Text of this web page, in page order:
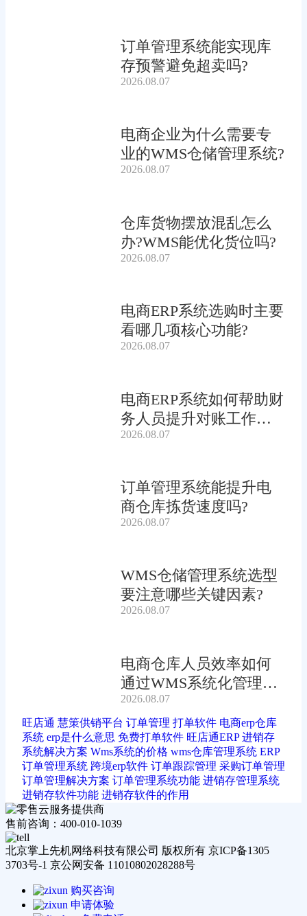
订单管理系统能实现库
存预警避免超卖吗?
2026.08.07
电商企业为什么需要专
业的WMS仓储管理系统?
2026.08.07
仓库货物摆放混乱怎么
办?WMS能优化货位吗?
2026.08.07
电商ERP系统选购时主要
看哪几项核心功能?
2026.08.07
电商ERP系统如何帮助财
务人员提升对账工作效
率?
2026.08.07
订单管理系统能提升电
商仓库拣货速度吗?
2026.08.07
WMS仓储管理系统选型
要注意哪些关键因素?
2026.08.07
电商仓库人员效率如何
通过WMS系统化管理提
升?
2026.08.07
旺店通 慧策供销平台 订单管理 打单软件 电商erp仓库
系统 erp是什么意思 免费打单软件 旺店通ERP 进销存
系统解决方案 Wms系统的价格 wms仓库管理系统 ERP
订单管理系统 跨境erp软件 订单跟踪管理 采购订单管理
订单管理解决方案 订单管理系统功能 进销存管理系统
进销存软件功能 进销存软件的作用
售前咨询：400-010-1039
北京掌上先机网络科技有限公司 版权所有 京ICP备1305
3703号-1 京公网安备 11010802028288号
购买咨询
申请体验